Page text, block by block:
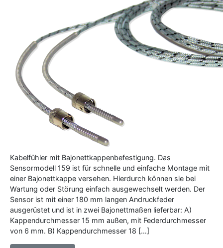
Kabelfühler mit Bajonettkappenbefestigung. Das
Sensormodell 159 ist für schnelle und einfache Montage mit
einer Bajonettkappe versehen. Hierdurch können sie bei
Wartung oder Störung einfach ausgewechselt werden. Der
Sensor ist mit einer 180 mm langen Andruckfeder
ausgerüstet und ist in zwei Bajonettmaßen lieferbar: A)
Kappendurchmesser 15 mm außen, mit Federdurchmesser
von 6 mm. B) Kappendurchmesser 18 […]